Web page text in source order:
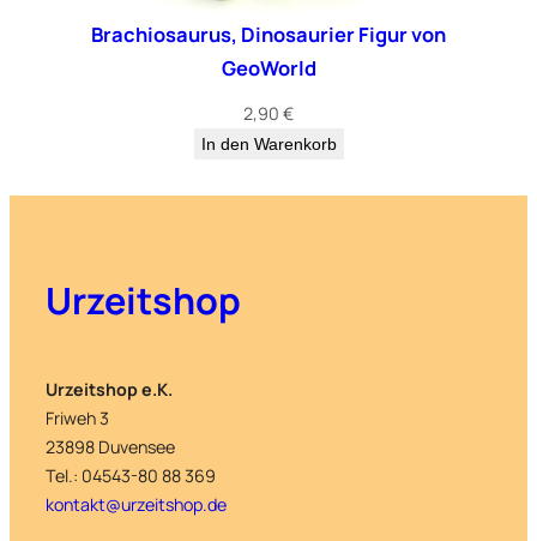
Brachiosaurus, Dinosaurier Figur von
GeoWorld
2,90 €
In den Warenkorb
Urzeitshop
Urzeitshop e.K.
Friweh 3
23898 Duvensee
Tel.: 04543-80 88 369
kontakt@urzeitshop.de